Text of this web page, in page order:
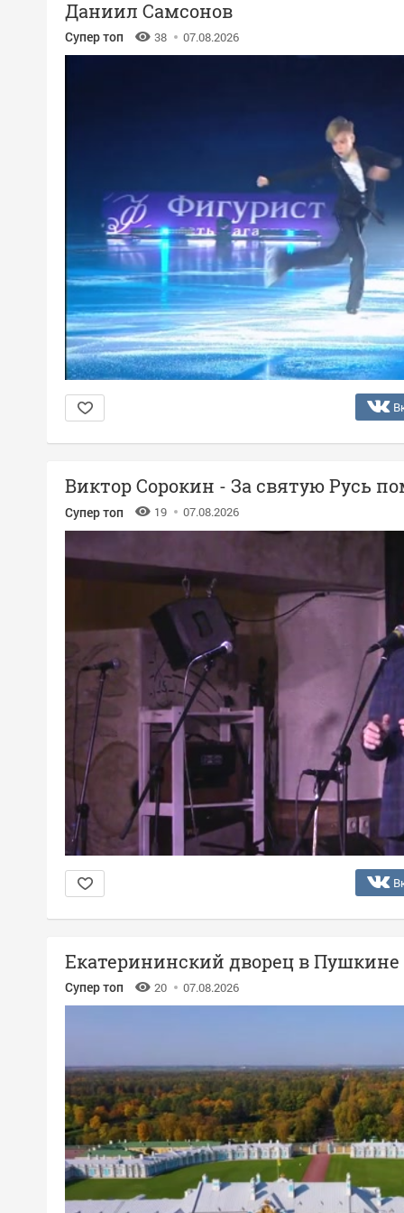
Даниил Самсонов
Супер топ 38 07.08.2026
Виктор Сорокин - За святую Русь
Супер топ 19 07.08.2026
Екатерининский дворец в Пушкине
Супер топ 20 07.08.2026